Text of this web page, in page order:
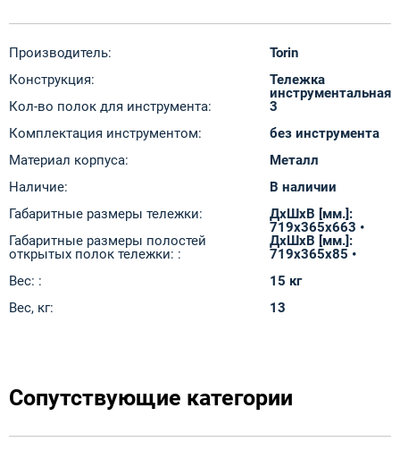
Производитель:
Torin
Конструкция:
Тележка
инструментальная
Кол-во полок для инструмента:
3
Комплектация инструментом:
без инструмента
Материал корпуса:
Металл
Наличие:
В наличии
Габаритные размеры тележки:
ДxШxВ [мм.]:
719x365x663 •
Габаритные размеры полостей
открытых полок тележки: :
ДxШxВ [мм.]:
719x365x85 •
Вес: :
15 кг
Вес, кг:
13
Сопутствующие категории